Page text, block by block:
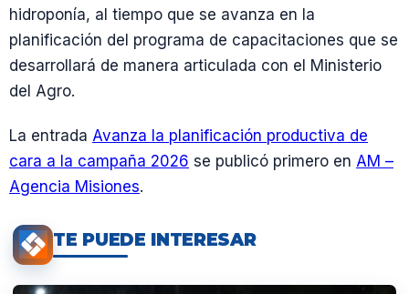
hidroponía, al tiempo que se avanza en la
planificación del programa de capacitaciones que se
desarrollará de manera articulada con el Ministerio
del Agro.
La entrada Avanza la planificación productiva de
cara a la campaña 2026 se publicó primero en AM –
Agencia Misiones.
TE PUEDE INTERESAR